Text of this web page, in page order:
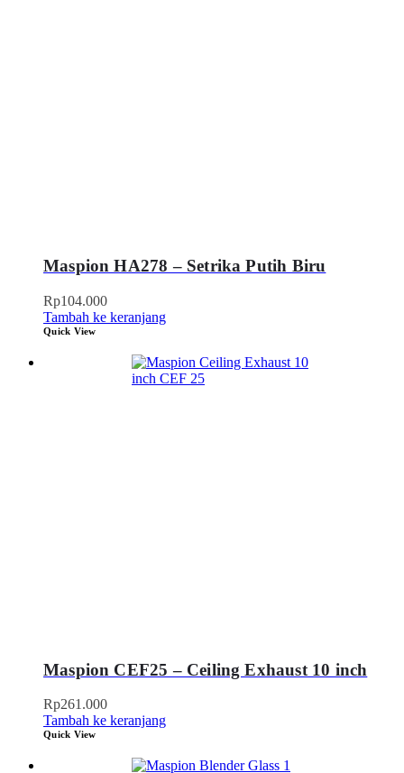
Maspion HA278 – Setrika Putih Biru
Rp104.000
Tambah ke keranjang
Quick View
Maspion CEF25 – Ceiling Exhaust 10 inch
Rp261.000
Tambah ke keranjang
Quick View